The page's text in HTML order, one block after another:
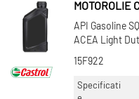
MOTOROLIE
API Gasoline
ACEA Light
15F922
Specificati